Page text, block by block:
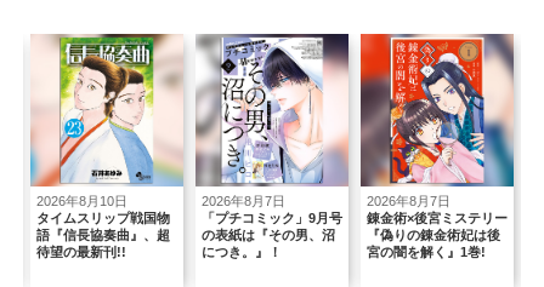
月10日
リップ戦国物
協奏曲』、超
新刊!!
2026年8月7日
「プチコミック」9月号
の表紙は『その男、沼
につき。』！
2026年8月7日
錬金術×後宮ミステリー
『偽りの錬金術妃は後
宮の闇を解く』1巻!
年下“沼”系男
の恋人できま